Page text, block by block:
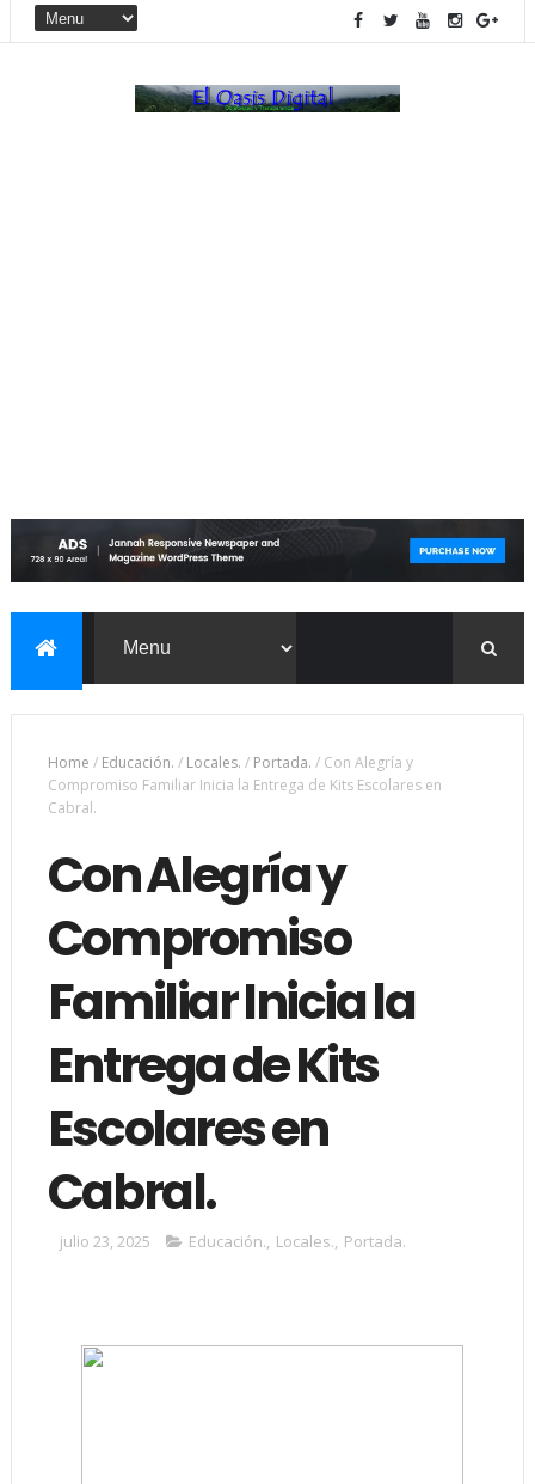
Home / Educación. / Locales. / Portada. / Con Alegría y
Compromiso Familiar Inicia la Entrega de Kits Escolares en
Cabral.
Con Alegría y
Compromiso
Familiar Inicia la
Entrega de Kits
Escolares en
Cabral.
julio 23, 2025 Educación., Locales., Portada.